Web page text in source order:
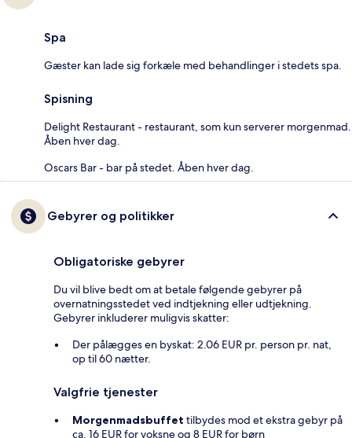
Spa
Gæster kan lade sig forkæle med behandlinger i stedets spa.
Spisning
Delight Restaurant - restaurant, som kun serverer morgenmad.
Åben hver dag.
Oscars Bar - bar på stedet. Åben hver dag.
Gebyrer og politikker
Obligatoriske gebyrer
Du vil blive bedt om at betale følgende gebyrer på
overnatningsstedet ved indtjekning eller udtjekning.
Gebyrer inkluderer muligvis skatter:
Der pålægges en byskat: 2.06 EUR pr. person pr. nat,
op til 60 nætter.
Valgfrie tjenester
Morgenmadsbuffet tilbydes mod et ekstra gebyr på
ca. 16 EUR for voksne og 8 EUR for børn